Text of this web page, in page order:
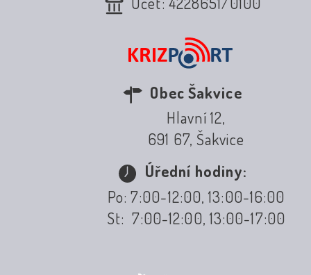
Obec Šakvice
Hlavní 12,
691 67, Šakvice
Úřední hodiny:
Po: 7:00-12:00, 13:00-16:00
St: 7:00-12:00, 13:00-17:00